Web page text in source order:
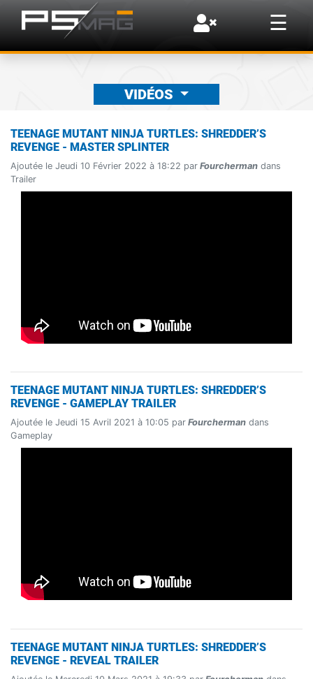
☰
×
VIDÉOS
TEENAGE MUTANT NINJA TURTLES: SHREDDER’S
REVENGE - MASTER SPLINTER
Ajoutée le Jeudi 10 Février 2022 à 18:22 par Fourcherman dans
Trailer
TEENAGE MUTANT NINJA TURTLES: SHREDDER’S
REVENGE - GAMEPLAY TRAILER
Ajoutée le Jeudi 15 Avril 2021 à 10:05 par Fourcherman dans
Gameplay
TEENAGE MUTANT NINJA TURTLES: SHREDDER’S
REVENGE - REVEAL TRAILER